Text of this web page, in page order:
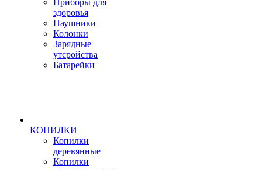
Приборы для
здоровья
Наушники
Колонки
Зарядные
утсройства
Батарейки
КОПИЛКИ
Копилки
деревянные
Копилки